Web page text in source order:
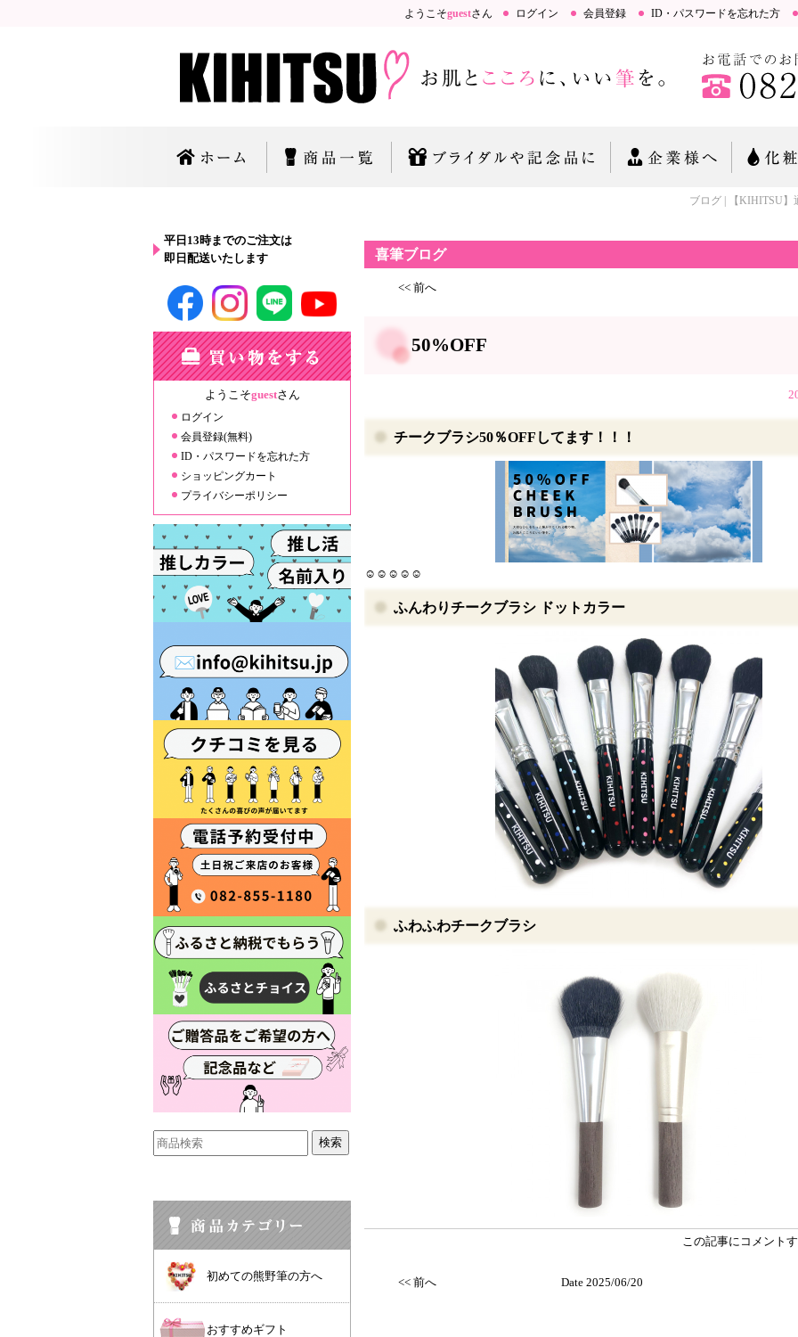
ログイン 会員登録 ID・パスワードを忘れた方
ようこそguestさん
ブログ | 【KIHITSU】通信
平日13時までのご注文は
即日配送いたします
ようこそguestさん
ログイン
会員登録(無料)
ID・パスワードを忘れた方
ショッピングカート
プライバシーポリシー
初めての熊野筆の方へ
おすすめギフト
喜筆ブログ
<< 前へ
50%OFF
チークブラシ50％OFFしてます！！！
☺☺☺☺☺
ふんわりチークブラシ ドットカラー
ふわふわチークブラシ
この記事にコメント
<< 前へ Date 2025/06/20